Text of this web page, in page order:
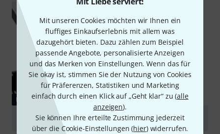
Mit unseren Cookies möchten wir Ihnen ein
fluffiges Einkaufserlebnis mit allem was
dazugehört bieten. Dazu zählen zum Beispiel
passende Angebote, personalisierte Anzeigen
und das Merken von Einstellungen. Wenn das für
Sie okay ist, stimmen Sie der Nutzung von Cookies
für Präferenzen, Statistiken und Marketing
einfach durch einen Klick auf „Geht klar“ zu (alle
anzeigen).
Sie können Ihre erteilte Zustimmung jederzeit
über die Cookie-Einstellungen (hier) widerrufen.
RATGEBER
Par Scheinwerfer